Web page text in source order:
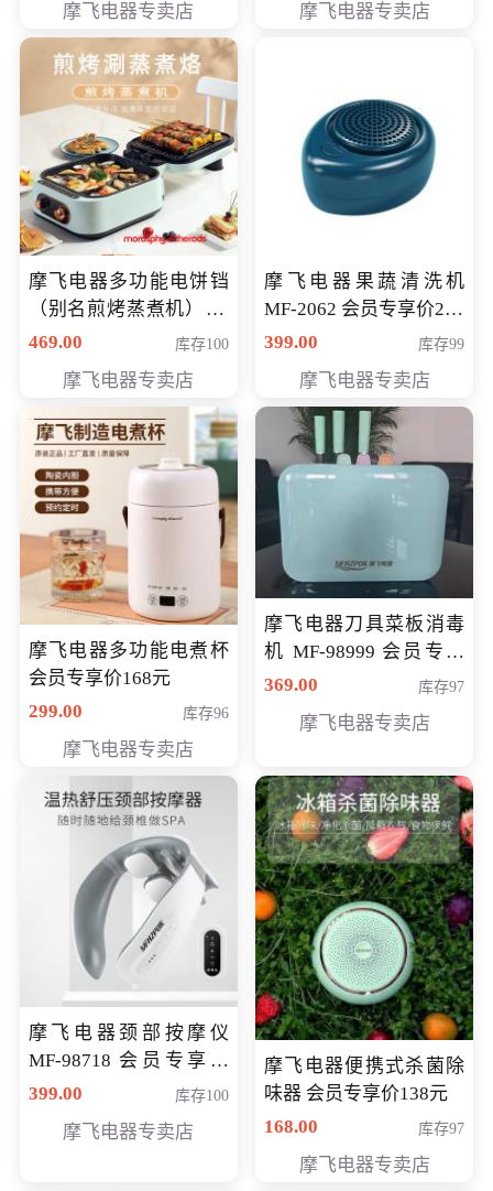
摩飞电器专卖店 摩飞电器专卖店
摩飞电器多功能电饼铛
（别名煎烤蒸煮机） 型
号MF-8888B 会员专享
469.00 库存100
摩飞电器专卖店
摩飞电器果蔬清洗机
MF-2062 会员专享价268
元
399.00 库存99
摩飞电器专卖店
摩飞电器多功能电煮杯
会员专享价168元
299.00
库存96
摩飞电器专卖店
摩飞电器刀具菜板消毒
机 MF-98999 会员专享
价286元
369.00 库存97
摩飞电器专卖店
摩飞电器颈部按摩仪
MF-98718 会员专享价
299元
399.00 库存100
摩飞电器专卖店
摩飞电器便携式杀菌除
味器 会员专享价138元
168.00
库存97
摩飞电器专卖店